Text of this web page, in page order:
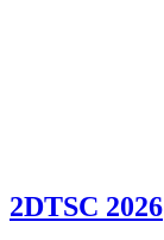
2DTSC 2026